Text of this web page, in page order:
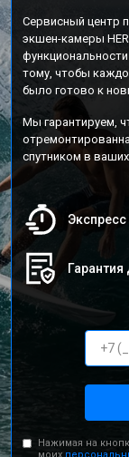
Сервисный центр
экшен-камеры
тому, чтобы
было готово к
Мы гарантируем,
спутником в
Гарантия
Нажимая на